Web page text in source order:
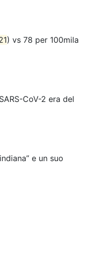
) vs 78 per 100mila
CoV-2 era del
e un suo